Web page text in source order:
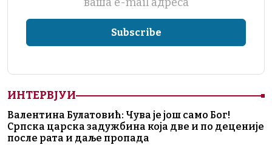
ИНТЕРВЈУИ
Валентина Булатовић: Чува је још само Бог!
Српска царска задужбина која две и по деценије
после рата и даље пропада